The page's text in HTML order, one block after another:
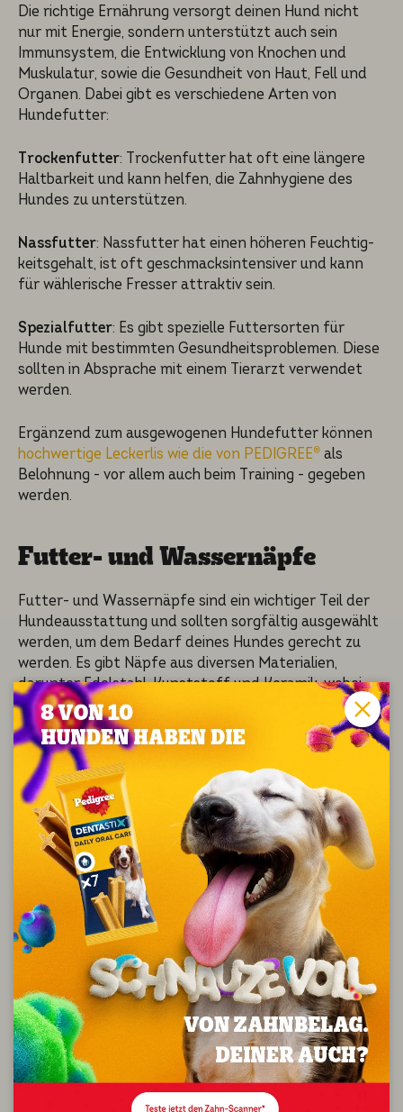
Die richti­ge Ernährung versorgt deinen Hund nicht
nur mit Energie, sondern unterstützt auch sein
Immunsys­tem, die Entwick­lung von Knochen und
Muskula­tur, sowie die Gesund­heit von Haut, Fell und
Organen. Dabei gibt es verschie­de­ne Arten von
Hundefut­ter:
Trockenfutter: Trocken­fut­ter hat oft eine längere
Haltbar­keit und kann helfen, die Zahnhy­gie­ne des
Hundes zu unterstüt­zen.
Nassfutter: Nassfut­ter hat einen höheren Feuchtig­
keits­ge­halt, ist oft geschmacks­in­ten­si­ver und kann
für wähleri­sche Fresser attrak­tiv sein.
Spezialfutter: Es gibt speziel­le Futter­sor­ten für
Hunde mit bestimm­ten Gesund­heits­pro­ble­men. Diese
sollten in Abspra­che mit einem Tierarzt verwen­det
werden.
Ergänzend zum ausgewo­ge­nen Hundefut­ter können
hochwertige Leckerlis wie die von PEDIGREE®als
Belohnung - vor allem auch beim Training - gegeben
werden.
Futter- und Wasser­näp­fe
Futter- und Wasser­näp­fe sind ein wichti­ger Teil der
Hundeaus­stat­tung und sollten sorgfäl­tig ausgewählt
werden, um dem Bedarf deines Hundes gerecht zu
werden. Es gibt Näpfe aus diversen Materia­li­en,
darunter Edelstahl, Kunststoff und Keramik, wobei
jedes Materi­al andere Vorzüge bietet.
Fellpfle­ge und
Gesund­heit
Auch die Fellpfle­ge und Gesund­heit sind fundamen­
ta­le Aspekte der Erstaus­stat­tung für deinen Hund.
Ein gesundes und gepfleg­tes Fell ist nicht nur ein
ästheti­sches Merkmal, sondern ein wesent­li­cher
Indika­tor für das allgemei­ne Wohlbe­fin­den deines
Hundes. Zusätz­lich zur Fellpfle­ge ist die Zahnge­sund­
heit deines Hundes zentral. Mehr zum Thema erfährst
du in unserem Artikel 'So putzt du die Zähne deines
Hundes'.
Hundebürs­te und -kamm